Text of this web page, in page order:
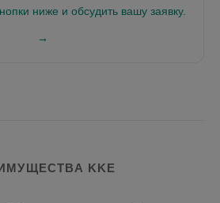
ниже и обсудить вашу заявку.
→
KKE